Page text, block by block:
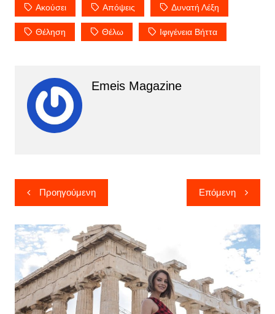
Ακούσει Απόψεις Δυνατή Λέξη
Θέληση Θέλω Ιφιγένεια Βήττα
Emeis Magazine
Πλοήγηση
άρθρων
Προηγούμενη Επόμενη